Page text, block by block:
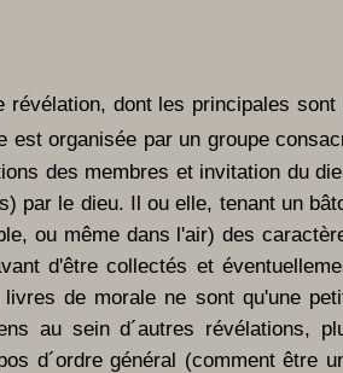
dont les principales sont
est organisée par un groupe
des membres et invitation du
par le dieu. Il ou elle, tenant un
ou même dans l'air) des
d'être collectés et
de morale ne sont qu'une
au sein d´autres révélations,
d´ordre général (comment être